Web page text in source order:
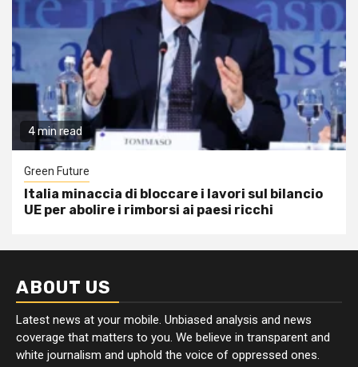
4 min read
Green Future
Italia minaccia di bloccare i lavori sul bilancio
UE per abolire i rimborsi ai paesi ricchi
ABOUT US
Latest news at your mobile. Unbiased analysis and news
coverage that matters to you. We believe in transparent and
white journalism and uphold the voice of oppressed ones.